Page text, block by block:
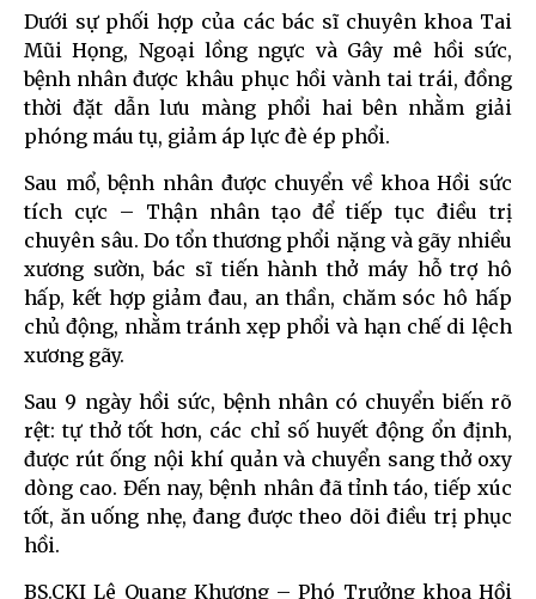
Dưới sự phối hợp của các bác sĩ chuyên khoa Tai
Mũi Họng, Ngoại lồng ngực và Gây mê hồi sức,
bệnh nhân được khâu phục hồi vành tai trái, đồng
thời đặt dẫn lưu màng phổi hai bên nhằm giải
phóng máu tụ, giảm áp lực đè ép phổi.
Sau mổ, bệnh nhân được chuyển về khoa Hồi sức
tích cực – Thận nhân tạo để tiếp tục điều trị
chuyên sâu. Do tổn thương phổi nặng và gãy nhiều
xương sườn, bác sĩ tiến hành thở máy hỗ trợ hô
hấp, kết hợp giảm đau, an thần, chăm sóc hô hấp
chủ động, nhằm tránh xẹp phổi và hạn chế di lệch
xương gãy.
Sau 9 ngày hồi sức, bệnh nhân có chuyển biến rõ
rệt: tự thở tốt hơn, các chỉ số huyết động ổn định,
được rút ống nội khí quản và chuyển sang thở oxy
dòng cao. Đến nay, bệnh nhân đã tỉnh táo, tiếp xúc
tốt, ăn uống nhẹ, đang được theo dõi điều trị phục
hồi.
BS.CKI Lê Quang Khương – Phó Trưởng khoa Hồi